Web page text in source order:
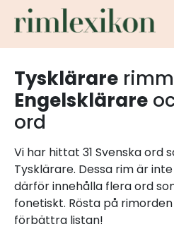
Tysklärare
Engelsklärare
ord
Vi har hittat 31 Svenska ord
Tysklärare. Dessa rim är
därför innehålla flera ord
fonetiskt. Rösta på
förbättra listan!